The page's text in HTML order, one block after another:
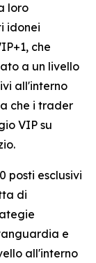
loro
idonei
che
a un livello
all'interno
che i trader
VIP su
posti esclusivi
di
e
all'interno